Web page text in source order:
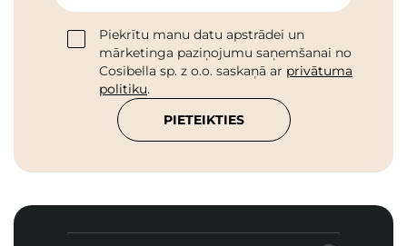
Piekrītu manu datu apstrādei un
mārketinga paziņojumu saņemšanai no
Cosibella sp. z o.o. saskaņā ar privātuma
politiku.
PIETEIKTIES